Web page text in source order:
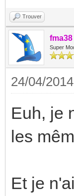
Trouver
fma38
Super
24/04/
Euh, je
les
Et je